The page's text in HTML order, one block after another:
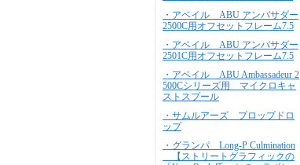
・アベイル ABU アンバサダー
2500C用オフセットフレーム7.5
・アベイル ABU アンバサダー
2501C用オフセットフレーム7.5
・アベイル ABU Ambassadeur 2
500Cシリーズ用 マイクロキャ
ストスプール
・サムルアーズ プロップドロ
ップ
・グランパ Long-P Culmination
【ストリートグラフィックの